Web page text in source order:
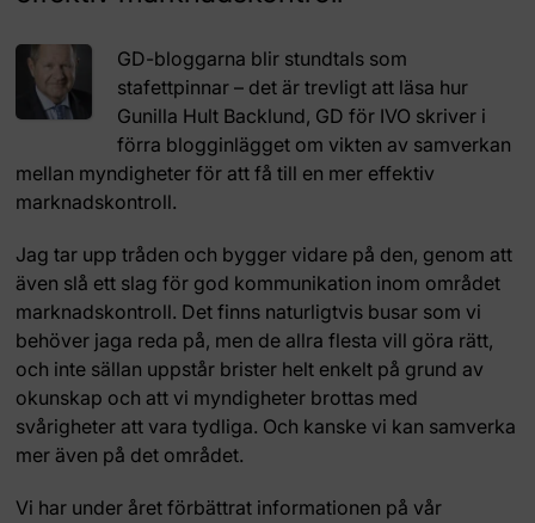
GD-bloggarna blir stundtals som
stafettpinnar – det är trevligt att läsa hur
Gunilla Hult Backlund, GD för IVO skriver i
förra blogginlägget om vikten av samverkan
mellan myndigheter för att få till en mer effektiv
marknadskontroll.
Jag tar upp tråden och bygger vidare på den, genom att
även slå ett slag för god kommunikation inom området
marknadskontroll. Det finns naturligtvis busar som vi
behöver jaga reda på, men de allra flesta vill göra rätt,
och inte sällan uppstår brister helt enkelt på grund av
okunskap och att vi myndigheter brottas med
svårigheter att vara tydliga. Och kanske vi kan samverka
mer även på det området.
Vi har under året förbättrat informationen på vår